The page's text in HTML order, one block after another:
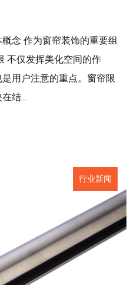
念 作为窗帘装饰的重要组
不仅发挥美化空间的作
用户注意的重点。窗帘限
结...
行业新闻